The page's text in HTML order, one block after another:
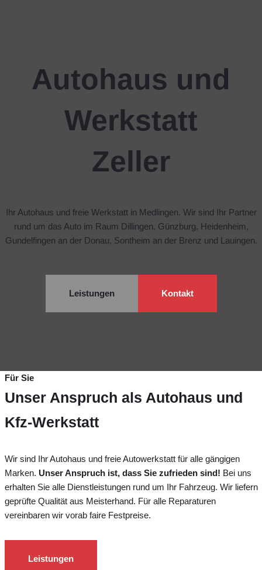
Autohaus und
Werkstatt
Zeller
Ihr Autohaus und freie Werkstatt in Medlingen. Wir sind Ihr Partner
rund um das Auto im Raum Dillingen, Günzburg, Heidenheim,
Gundelfingen an der Donau, Sontheim an der Brenz und Lauingen.
Leistungen Kontakt
Für Sie
Unser Anspruch als Autohaus und
Kfz-Werkstatt
Wir sind Ihr Autohaus und freie Autowerkstatt für alle gängigen
Marken. Unser Anspruch ist, dass Sie zufrieden sind! Bei uns
erhalten Sie alle Dienstleistungen rund um Ihr Fahrzeug. Wir liefern
geprüfte Qualität aus Meisterhand. Für alle Reparaturen
vereinbaren wir vorab faire Festpreise.
Leistungen